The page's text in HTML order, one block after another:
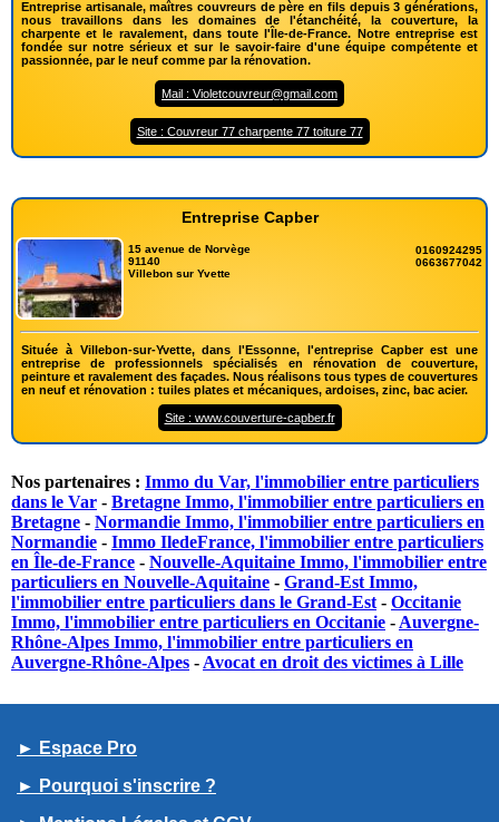
Entreprise artisanale, maîtres couvreurs de père en fils depuis 3 générations,
nous travaillons dans les domaines de l'étanchéité, la couverture, la
charpente et le ravalement, dans toute l'Île-de-France. Notre entreprise est
fondée sur notre sérieux et sur le savoir-faire d'une équipe compétente et
passionnée, par le neuf comme par la rénovation.
Mail : Violetcouvreur@gmail.com
Site : Couvreur 77 charpente 77 toiture 77
Entreprise Capber
15 avenue de Norvège
91140
Villebon sur Yvette
0160924295
0663677042
Située à Villebon-sur-Yvette, dans l'Essonne, l'entreprise Capber est une
entreprise de professionnels spécialisés en rénovation de couverture,
peinture et ravalement des façades. Nous réalisons tous types de couvertures
en neuf et rénovation : tuiles plates et mécaniques, ardoises, zinc, bac acier.
Site : www.couverture-capber.fr
Nos partenaires : Immo du Var, l'immobilier entre particuliers
dans le Var - Bretagne Immo, l'immobilier entre particuliers en
Bretagne - Normandie Immo, l'immobilier entre particuliers en
Normandie - Immo IledeFrance, l'immobilier entre particuliers
en Île-de-France - Nouvelle-Aquitaine Immo, l'immobilier entre
particuliers en Nouvelle-Aquitaine - Grand-Est Immo,
l'immobilier entre particuliers dans le Grand-Est - Occitanie
Immo, l'immobilier entre particuliers en Occitanie - Auvergne-
Rhône-Alpes Immo, l'immobilier entre particuliers en
Auvergne-Rhône-Alpes - Avocat en droit des victimes à Lille
► Espace Pro
► Pourquoi s'inscrire ?